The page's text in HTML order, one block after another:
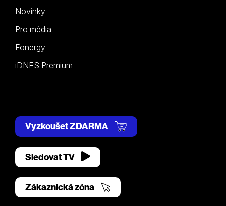
Novinky
Pro média
Fonergy
iDNES Premium
Vyzkoušet ZDARMA
Sledovat TV
Zákaznická zóna